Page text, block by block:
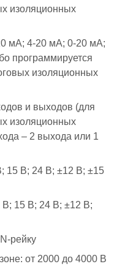
изоляционных
мA; 4-20 мA; 0-20 мA;
программируется
изоляционных
и выходов (для
изоляционных
– 2 выхода или 1
15 В; 24 В; ±12 В; ±15
15 В; 24 В; ±12 В;
рейку
от 2000 до 4000 В